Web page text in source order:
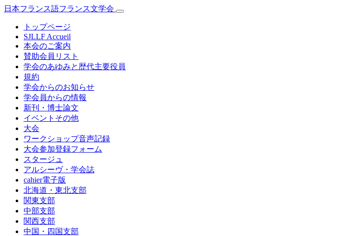
日本フランス語フランス文学会
トップページ
SJLLF Accueil
本会のご案内
賛助会員リスト
学会のあゆみと歴代主要役員
規約
学会からのお知らせ
学会員からの情報
新刊・博士論文
イベントその他
大会
ワークショップ音声記録
大会参加登録フォーム
スタージュ
アルシーヴ・学会誌
cahier電子版
北海道・東北支部
関東支部
中部支部
関西支部
中国・四国支部